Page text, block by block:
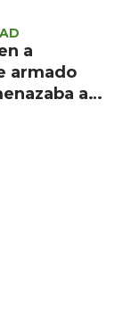
Roo
a
armado
a